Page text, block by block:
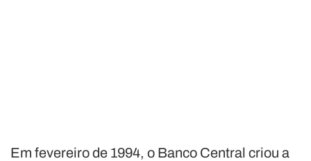
Em fevereiro de 1994, o Banco Central criou a